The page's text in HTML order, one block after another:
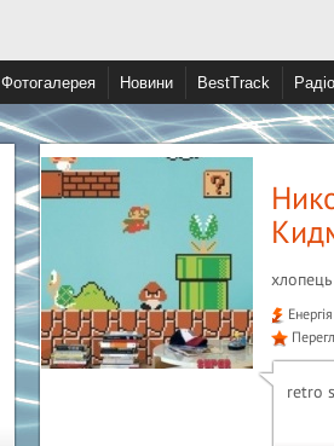
Фотогалерея Новини BestTrack
хлопець
Енергія
retro